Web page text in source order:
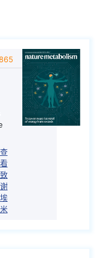
查
看
致
谢
埃
米